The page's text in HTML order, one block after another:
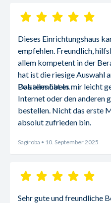
Dieses Einrichtungshaus
empfehlen. Freundlich,
allem kompetent in der
hat ist die riesige Auswahl
Polstermöbeln.
Das alles hat es mir leicht
Internet oder den anderen
bestellen. Nicht das erste
absolut zufrieden bin.
Sagiroba • 10. September 2025
Sehr gute und freundliche